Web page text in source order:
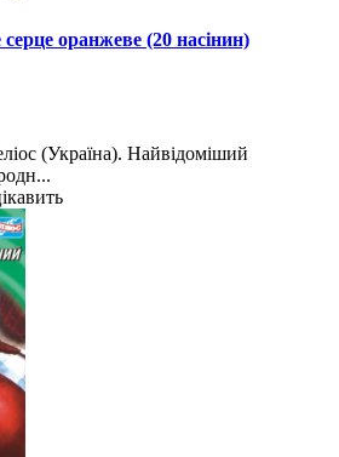
оранжеве (20 насінин)
(Україна). Найвідоміший